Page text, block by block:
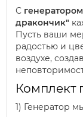
С
дракончик"
Пусть ваши
радостью и
воздухе,
Комплект
1) Генератор